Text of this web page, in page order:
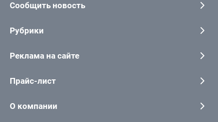
Сообщить новость
Рубрики
Реклама на сайте
Прайс-лист
О компании